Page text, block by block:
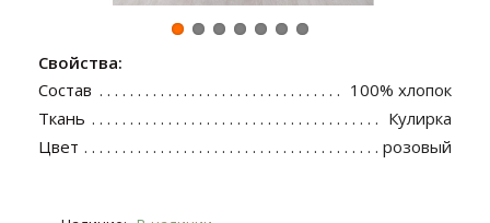
Свойства:
Состав
100% хлопок
Ткань
Кулирка
Цвет
розовый